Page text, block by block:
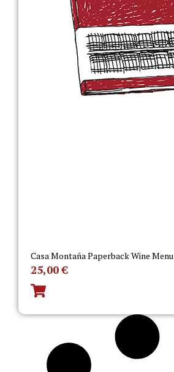
Casa Montaña Paperback Wine Menu
25,00€